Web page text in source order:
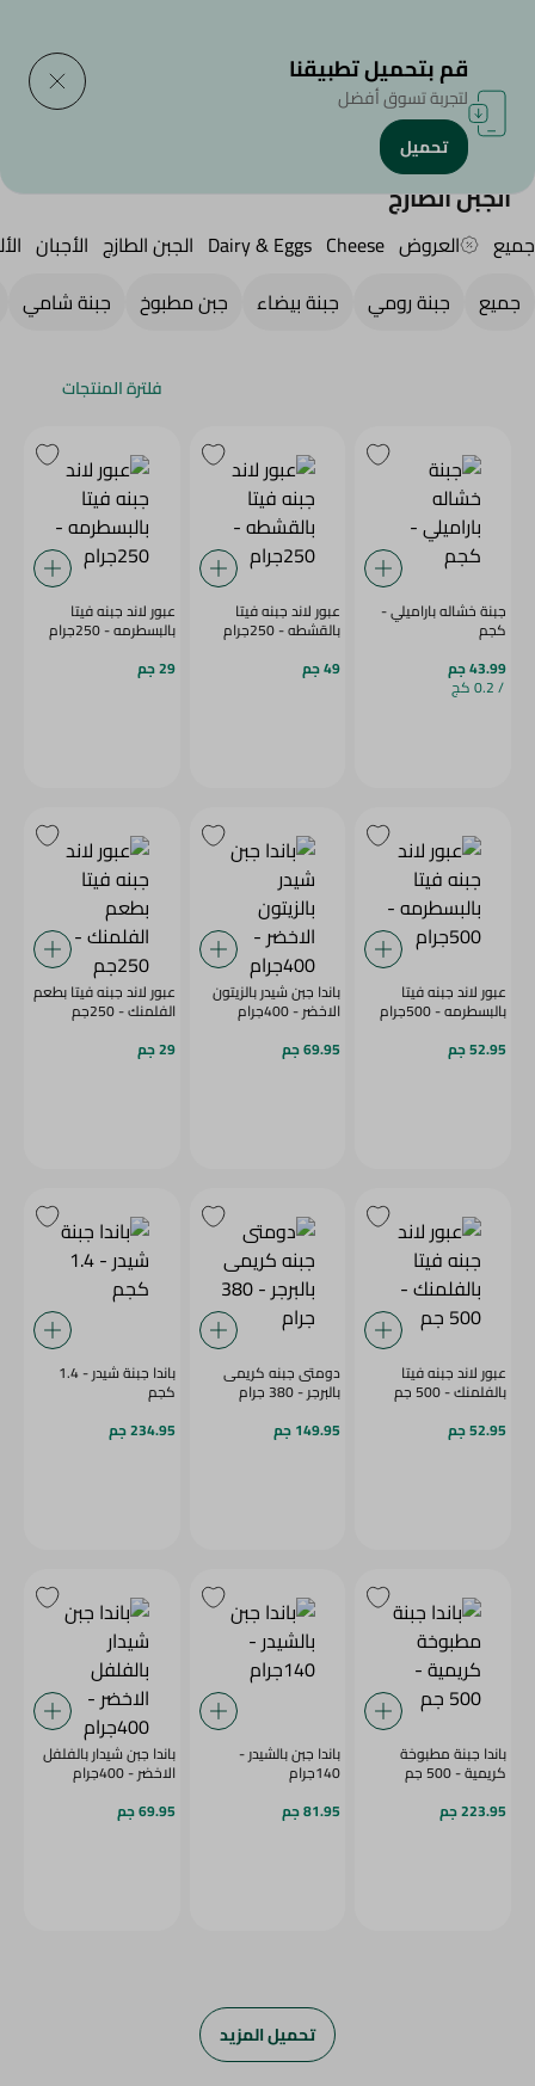
الرئيسية /الجبن,منتجات الألبان والبيض
الجبن الطازج
جميع العروض Cheese
Dairy & Eggs الجبن الطازج الأجبان
جميع
جبنة رومي جبنة بيضاء جبن مطبوخ جبنة شامي
فلترة المنتجات
جبنة خشاله باراميلي -
كجم
43.99 جم
/ 0.2 كج
عبور لاند جبنه فيتا
بالقشطه - 250جرام
49 جم
عبور لاند جبنه فيتا
بالبسطرمه - 250جرام
29 جم
عبور لاند جبنه فيتا
بالبسطرمه - 500جرام
52.95 جم
باندا جبن شيدر بالزيتون
الاخضر - 400جرام
69.95 جم
عبور لاند جبنه فيتا بطعم
الفلمنك - 250جم
29 جم
عبور لاند جبنه فيتا
بالفلمنك - 500 جم
52.95 جم
دومتى جبنه كريمى
بالبرجر - 380 جرام
149.95 جم
باندا جبنة شيدر - 1.4
كجم
234.95 جم
باندا جبنة مطبوخة
كريمية - 500 جم
223.95 جم
باندا جبن بالشيدر -
140جرام
81.95 جم
باندا جبن شيدار بالفلفل
الاخضر - 400جرام
69.95 جم
تحميل المزيد
قم بتحميل تطبيقنا
لتجربة تسوق أفضل
تحميل